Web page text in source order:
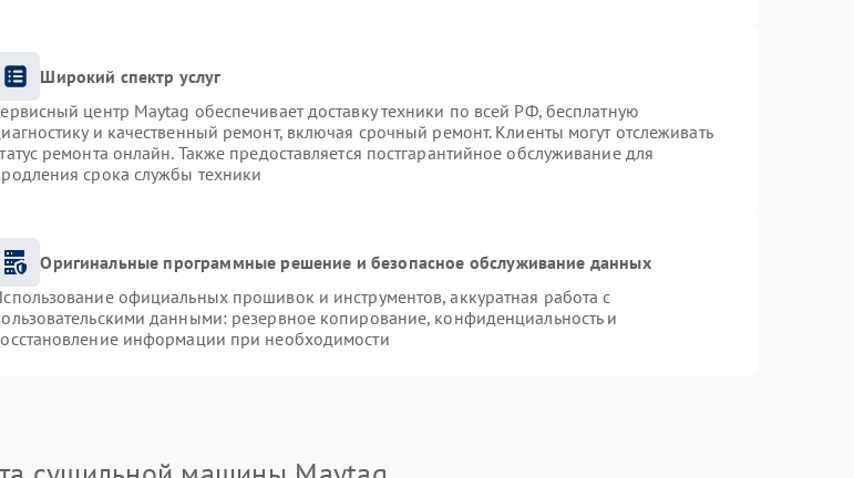
Широкий спектр услуг
центр Maytag обеспечивает доставку техники по всей РФ, бесплатную
и качественный ремонт, включая срочный ремонт. Клиенты могут отслеживать
ремонта онлайн. Также предоставляется постгарантийное обслуживание для
срока службы техники
Оригинальные программные решение и безопасное обслуживание данных
официальных прошивок и инструментов, аккуратная работа с
данными: резервное копирование, конфиденциальность и
информации при необходимости